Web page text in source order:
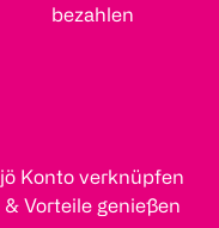
bezahlen
jö Konto verknüpfen
& Vorteile genießen